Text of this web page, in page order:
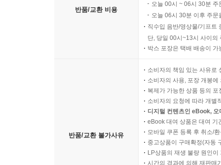
반품/교환 비용
오늘 00시 ~ 06시 30분
오늘 06시 30분 이후 주
직수입 음반/영상물/기프트
단, 당일 00시~13시 사이의
박스 포장은 택배 배송이
반품/교환 불가사유
소비자의 책임 있는 사유로
소비자의 사용, 포장 개봉
복제가 가능한 상품 등의
소비자의 요청에 따라 개별
디지털 컨텐츠인 eBook,
eBook 대여 상품은 대여 기
모바일 쿠폰 등록 후 취소/
중고상품이 구매확정(자동
LP상품의 재생 불량 원인
시간의 경과에 의해 재판매